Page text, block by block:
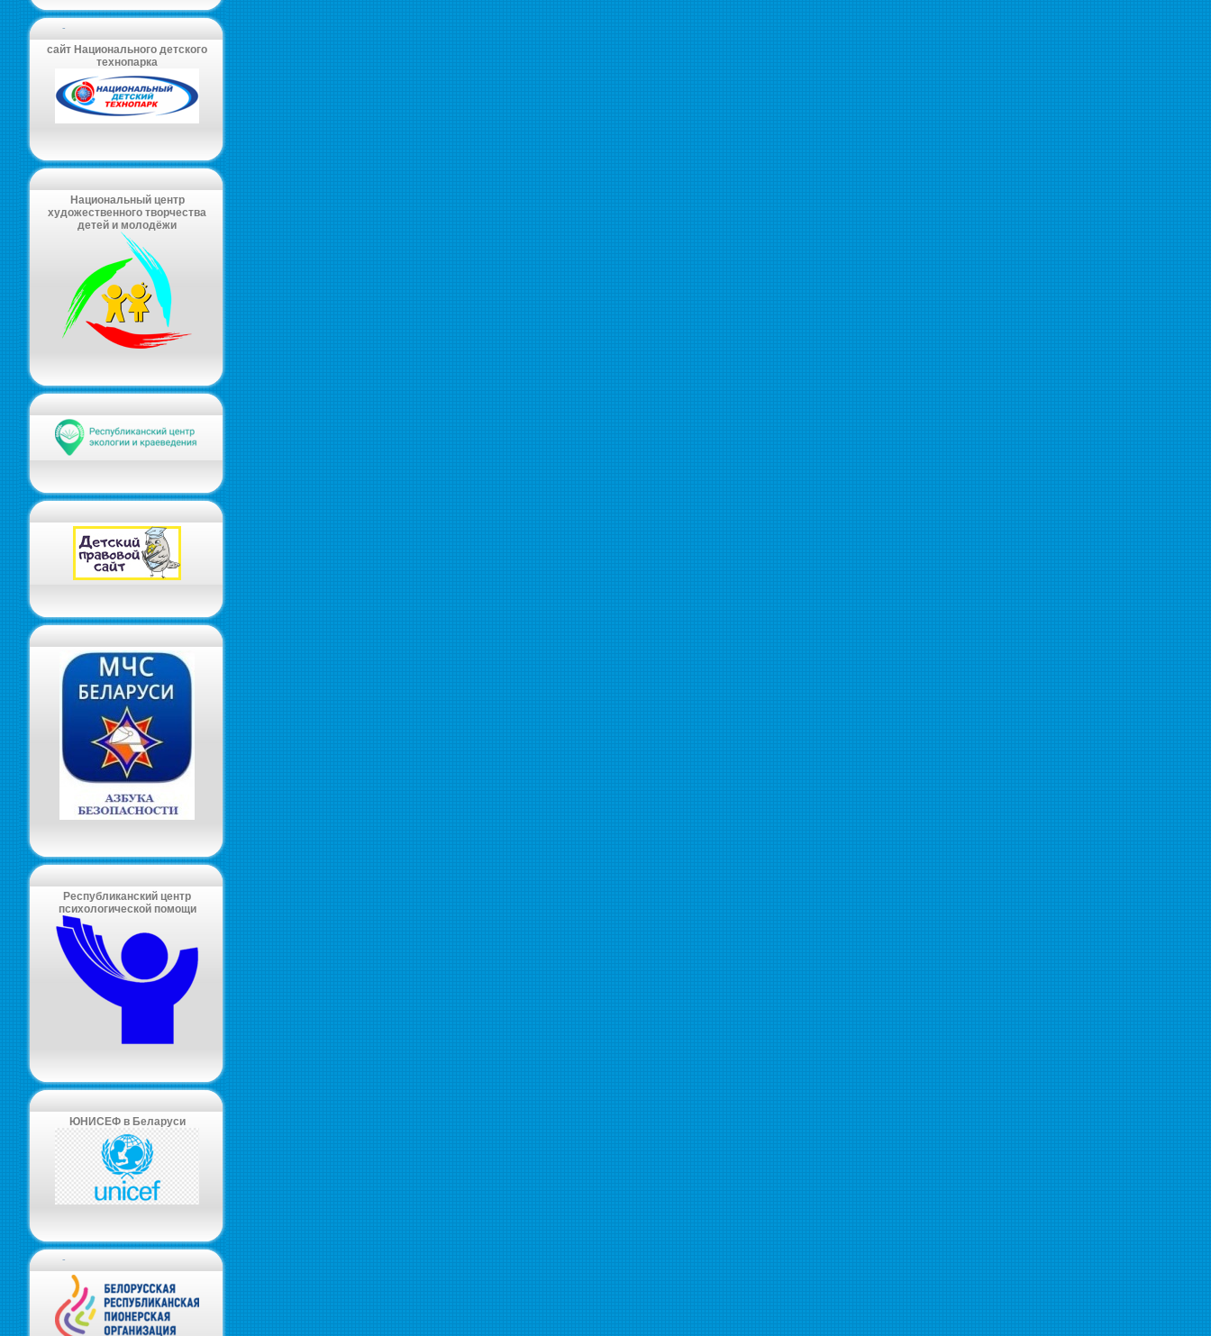
-
сайт Национального детского
технопарка
Национальный центр
художественного творчества
детей и молодёжи
Республиканский центр
психологической помощи
ЮНИСЕФ в Беларуси
-